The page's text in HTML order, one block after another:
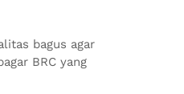
bagus agar
BRC yang